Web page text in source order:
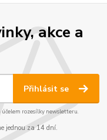
akce a
Přihlásit se
rozesílky newsletteru.
jednou za 14 dní.